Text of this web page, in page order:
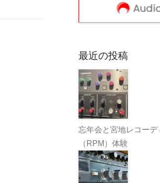
最近の投稿
忘年会と宮地レコーデ
（RPM）体験